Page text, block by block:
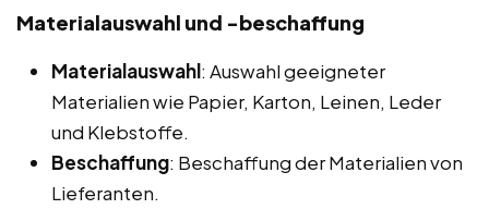
Materialauswahl und -beschaffung
Materialauswahl: Auswahl geeigneter
Materialien wie Papier, Karton, Leinen, Leder
und Klebstoffe.
Beschaffung: Beschaffung der Materialien von
Lieferanten.